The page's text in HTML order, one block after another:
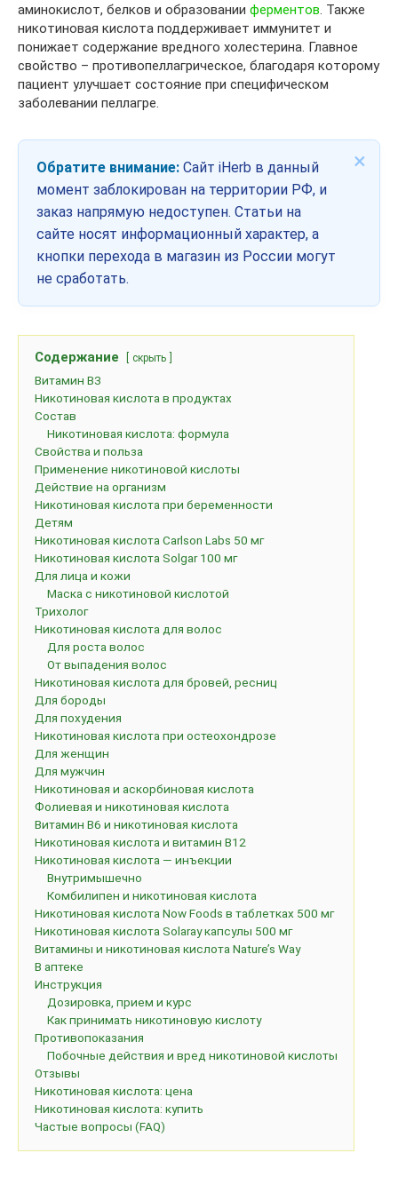
аминокислот, белков и образовании ферментов. Также
никотиновая кислота поддерживает иммунитет и
понижает содержание вредного холестерина. Главное
свойство – противопеллагрическое, благодаря которому
пациент улучшает состояние при специфическом
заболевании пеллагре.
×
Обратите внимание: Сайт iHerb в данный
момент заблокирован на территории РФ, и
заказ напрямую недоступен. Статьи на
сайте носят информационный характер, а
кнопки перехода в магазин из России могут
не сработать.
Содержание скрыть
Витамин B3
Никотиновая кислота в продуктах
Состав
Никотиновая кислота: формула
Свойства и польза
Применение никотиновой кислоты
Действие на организм
Никотиновая кислота при беременности
Детям
Никотиновая кислота Carlson Labs 50 мг
Никотиновая кислота Solgar 100 мг
Для лица и кожи
Маска с никотиновой кислотой
Трихолог
Никотиновая кислота для волос
Для роста волос
От выпадения волос
Никотиновая кислота для бровей, ресниц
Для бороды
Для похудения
Никотиновая кислота при остеохондрозе
Для женщин
Для мужчин
Никотиновая и аскорбиновая кислота
Фолиевая и никотиновая кислота
Витамин B6 и никотиновая кислота
Никотиновая кислота и витамин B12
Никотиновая кислота — инъекции
Внутримышечно
Комбилипен и никотиновая кислота
Никотиновая кислота Now Foods в таблетках 500 мг
Никотиновая кислота Solaray капсулы 500 мг
Витамины и никотиновая кислота Nature’s Way
В аптеке
Инструкция
Дозировка, прием и курс
Как принимать никотиновую кислоту
Противопоказания
Побочные действия и вред никотиновой кислоты
Отзывы
Никотиновая кислота: цена
Никотиновая кислота: купить
Частые вопросы (FAQ)